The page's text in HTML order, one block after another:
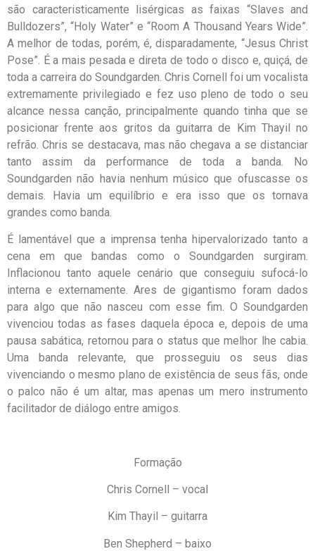
são caracteristicamente lisérgicas as faixas “Slaves and
Bulldozers”, “Holy Water” e “Room A Thousand Years Wide”.
A melhor de todas, porém, é, disparadamente, “Jesus Christ
Pose”. É a mais pesada e direta de todo o disco e, quiçá, de
toda a carreira do Soundgarden. Chris Cornell foi um vocalista
extremamente privilegiado e fez uso pleno de todo o seu
alcance nessa canção, principalmente quando tinha que se
posicionar frente aos gritos da guitarra de Kim Thayil no
refrão. Chris se destacava, mas não chegava a se distanciar
tanto assim da performance de toda a banda. No
Soundgarden não havia nenhum músico que ofuscasse os
demais. Havia um equilíbrio e era isso que os tornava
grandes como banda.
É lamentável que a imprensa tenha hipervalorizado tanto a
cena em que bandas como o Soundgarden surgiram.
Inflacionou tanto aquele cenário que conseguiu sufocá-lo
interna e externamente. Ares de gigantismo foram dados
para algo que não nasceu com esse fim. O Soundgarden
vivenciou todas as fases daquela época e, depois de uma
pausa sabática, retornou para o status que melhor lhe cabia.
Uma banda relevante, que prosseguiu os seus dias
vivenciando o mesmo plano de existência de seus fãs, onde
o palco não é um altar, mas apenas um mero instrumento
facilitador de diálogo entre amigos.
Formação
Chris Cornell – vocal
Kim Thayil – guitarra
Ben Shepherd – baixo